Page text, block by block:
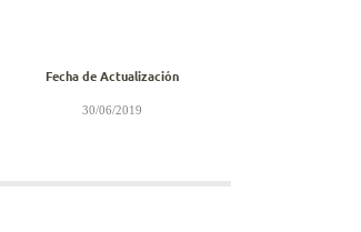
Fecha de Actualización
30/06/2019